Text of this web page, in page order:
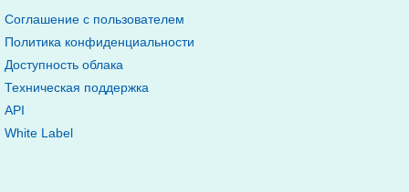
Соглашение с пользователем
Политика конфиденциальности
Доступность облака
Техническая поддержка
API
White Label